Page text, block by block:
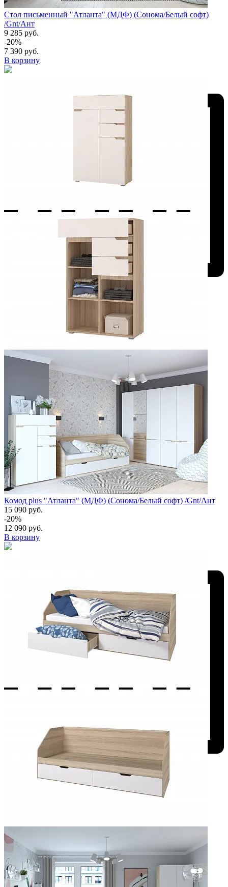
Стол письменный "Атланта" (МДФ) (Сонома/Белый софт)
/Gnt/Ант
9 285 руб.
-20%
7 390 руб.
В корзину
Добавить к сравнению
Комод plus "Атланта" (МДФ) (Сонома/Белый софт) /Gnt/Ант
15 090 руб.
-20%
12 090 руб.
В корзину
Добавить к сравнению